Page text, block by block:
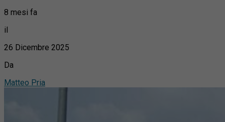
8 mesi fa
il
26 Dicembre 2025
Da
Matteo Pria